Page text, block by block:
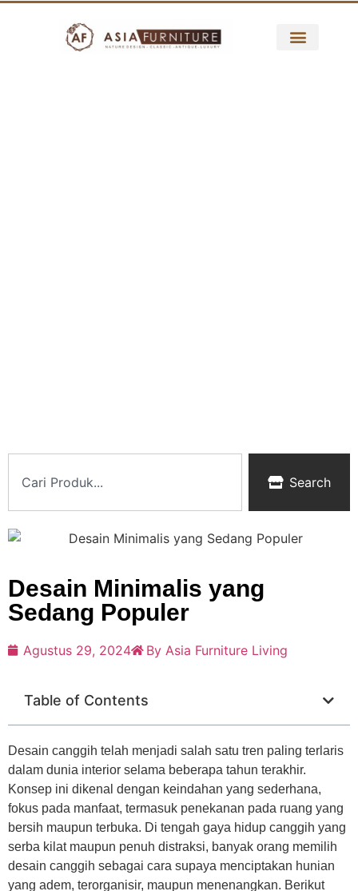
Search
Desain Minimalis yang
Sedang Populer
Agustus 29, 2024 By Asia Furniture Living
Table of Contents
Desain canggih telah menjadi salah satu tren paling terlaris
dalam dunia interior selama beberapa tahun terakhir.
Konsep ini dikenal dengan keindahan yang sederhana,
fokus pada manfaat, termasuk penekanan pada ruang yang
bersih maupun terbuka. Di tengah gaya hidup canggih yang
serba kilat maupun penuh distraksi, banyak orang memilih
desain canggih sebagai cara supaya menciptakan hunian
yang adem, terorganisir, maupun menenangkan. Berikut